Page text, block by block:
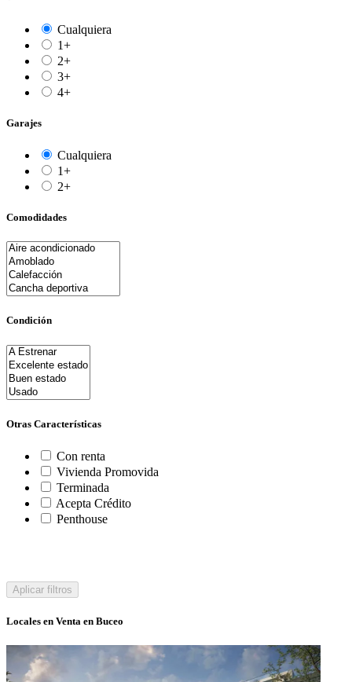
Cualquiera
1+
2+
3+
4+
Garajes
Cualquiera
1+
2+
Comodidades
Condición
Otras Características
Con renta
Vivienda Promovida
Terminada
Acepta Crédito
Penthouse
Aplicar filtros
Locales en Venta en Buceo